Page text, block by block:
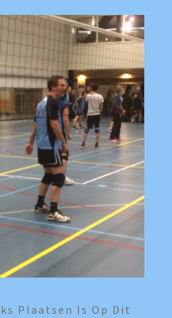
Plaatsen Is Op Dit